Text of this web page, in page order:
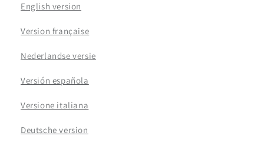
English version
Version française
Nederlandse versie
Versión española
Versione italiana
Deutsche version